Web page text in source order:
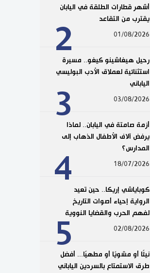
2
أشهر قطارات الطلقة في اليابان
يقترب من التقاعد
01/08/2026
3
رحيل هيغاشينو كيغو.. مسيرة
استثنائية لعملاق الأدب البوليسي
الياباني
03/08/2026
4
أزمة صامتة في اليابان.. لماذا
يرفض آلاف الأطفال الذهاب إلى
المدارس؟
18/07/2026
5
كوباياشي إريكا.. حين تعيد
الرواية إحياء أصوات التاريخ
لفهم الحرب والقضايا النووية
02/08/2026
نيئًا أو مشويًا أو مطهيًا... أفضل
طرق الاستمتاع بالسردين الياباني